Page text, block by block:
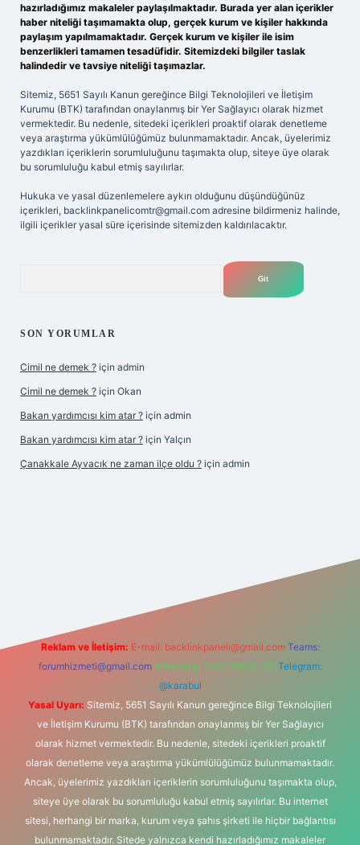
hazırladığımız makaleler paylaşılmaktadır. Burada yer alan içerikler
haber niteliği taşımamakta olup, gerçek kurum ve kişiler hakkında
paylaşım yapılmamaktadır. Gerçek kurum ve kişiler ile isim
benzerlikleri tamamen tesadüfidir. Sitemizdeki bilgiler taslak
halindedir ve tavsiye niteliği taşımazlar.
Sitemiz, 5651 Sayılı Kanun gereğince Bilgi Teknolojileri ve İletişim
Kurumu (BTK) tarafından onaylanmış bir Yer Sağlayıcı olarak hizmet
vermektedir. Bu nedenle, sitedeki içerikleri proaktif olarak denetleme
veya araştırma yükümlülüğümüz bulunmamaktadır. Ancak, üyelerimiz
yazdıkları içeriklerin sorumluluğunu taşımakta olup, siteye üye olarak
bu sorumluluğu kabul etmiş sayılırlar.
Hukuka ve yasal düzenlemelere aykırı olduğunu düşündüğünüz
içerikleri, backlinkpanelicomtr@gmail.com adresine bildirmeniz halinde,
ilgili içerikler yasal süre içerisinde sitemizden kaldırılacaktır.
SON YORUMLAR
Cimil ne demek ? için admin
Cimil ne demek ? için Okan
Bakan yardımcısı kim atar ? için admin
Bakan yardımcısı kim atar ? için Yalçın
Çanakkale Ayvacık ne zaman ilçe oldu ? için admin
Reklam ve İletişim: E-mail: backlinkpaneli@gmail.com Teams:
forumhizmeti@gmail.com Whatsapp: 0262 606 0 726 Telegram:
@karabul
Yasal Uyarı: Sitemiz, 5651 Sayılı Kanun gereğince Bilgi Teknolojileri
ve İletişim Kurumu (BTK) tarafından onaylanmış bir Yer Sağlayıcı
olarak hizmet vermektedir. Bu nedenle, sitedeki içerikleri proaktif
olarak denetleme veya araştırma yükümlülüğümüz bulunmamaktadır.
Ancak, üyelerimiz yazdıkları içeriklerin sorumluluğunu taşımakta olup,
siteye üye olarak bu sorumluluğu kabul etmiş sayılırlar. Bu internet
sitesi, herhangi bir marka, kurum veya şahıs şirketi ile hiçbir bağlantısı
bulunmamaktadır. Sitede yalnızca kendi hazırladığımız makaleler